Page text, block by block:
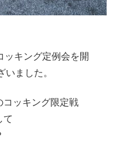
ッキング定例会を開
ました。
コッキング限定戦
て